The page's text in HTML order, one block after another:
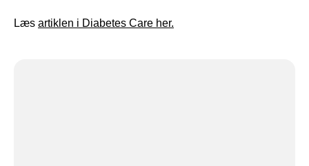
Læs artiklen i Diabetes Care her.